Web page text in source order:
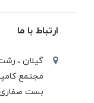
ارتباط با ما
گیلان ،
مجتمع
بست